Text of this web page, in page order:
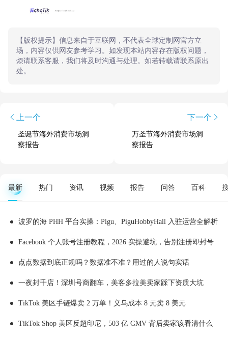
【版权提示】信息来自于互联网，不代表全球定制网官方立
场，内容仅供网友参考学习。如发现本站内容存在版权问题，
烦请联系客服，我们将及时沟通与处理。如若转载请联系原出
处。
上一个
圣诞节海外消费市场洞
察报告
下一个
万圣节海外消费市场洞
察报告
最新 热门 资讯 视频 报告 问答 百科
波罗的海 PHH 平台实操：Pigu、PiguHobbyHall 入驻运营全解析
Facebook 个人账号注册教程，2026 实操避坑，告别注册即封号
点点数据到底正规吗？数据准不准？用过的人说句实话
一夜封千店！深圳号商翻车，美客多拉美卖家踩下资质大坑
TikTok 美区手链爆卖 2 万单！义乌成本 8 元卖 8 美元
TikTok Shop 美区反超印尼，503 亿 GMV 背后卖家该看清什么